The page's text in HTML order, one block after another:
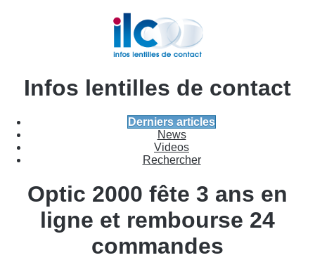
Infos lentilles de contact
Derniers articles
News
Videos
Rechercher
Optic 2000 fête 3 ans en
ligne et rembourse 24
commandes